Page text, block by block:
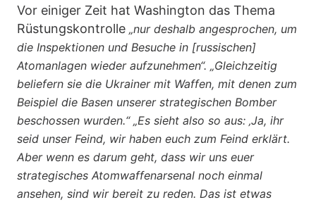
Vor einiger Zeit hat Washington das Thema
Rüstungskontrolle „nur deshalb angesprochen, um
die Inspektionen und Besuche in [russischen]
Atomanlagen wieder aufzunehmen“. „Gleichzeitig
beliefern sie die Ukrainer mit Waffen, mit denen zum
Beispiel die Basen unserer strategischen Bomber
beschossen wurden.“ „Es sieht also so aus: ‚Ja, ihr
seid unser Feind, wir haben euch zum Feind erklärt.
Aber wenn es darum geht, dass wir uns euer
strategisches Atomwaffenarsenal noch einmal
ansehen, sind wir bereit zu reden. Das ist etwas